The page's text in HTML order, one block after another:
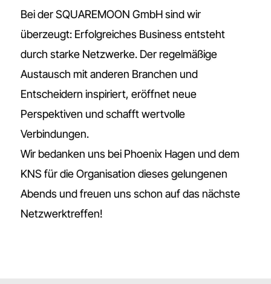
Bei der SQUAREMOON GmbH sind wir
überzeugt: Erfolgreiches Business entsteht
durch starke Netzwerke. Der regelmäßige
Austausch mit anderen Branchen und
Entscheidern inspiriert, eröffnet neue
Perspektiven und schafft wertvolle
Verbindungen.
Wir bedanken uns bei Phoenix Hagen und dem
KNS für die Organisation dieses gelungenen
Abends und freuen uns schon auf das nächste
Netzwerktreffen!